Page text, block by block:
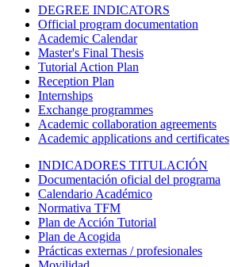
DEGREE INDICATORS
Official program documentation
Academic Calendar
Master's Final Thesis
Tutorial Action Plan
Reception Plan
Internships
Exchange programmes
Academic collaboration agreements
Academic applications and certificates
INDICADORES TITULACIÓN
Documentación oficial del programa
Calendario Académico
Normativa TFM
Plan de Acción Tutorial
Plan de Acogida
Prácticas externas / profesionales